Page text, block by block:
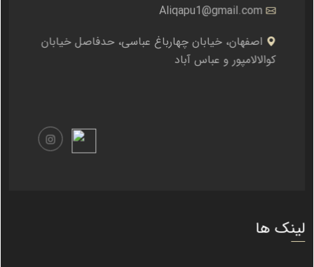
لینک ها
Aliqapu1@gmail.com
اصفهان، خیابان چهارباغ عباسی، حدفاصل خیابان
کوالالامپور و عباس آباد